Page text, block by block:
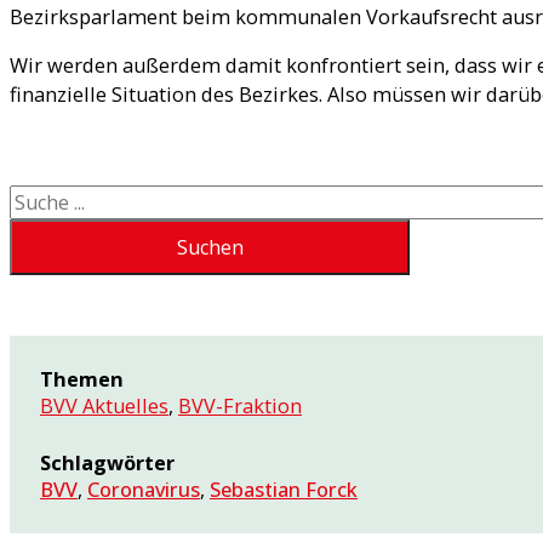
Bezirksparlament beim kommunalen Vorkaufsrecht
Wir werden außerdem damit konfrontiert sein, dass wir
finanzielle Situation des Bezirkes. Also müssen wir
Suchen
Suchen
Themen
BVV Aktuelles, BVV-Fraktion
Schlagwörter
BVV, Coronavirus, Sebastian Forck